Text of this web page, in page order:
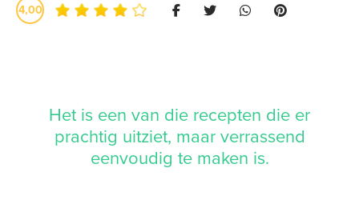
4,00
Het is een van die recepten die er
prachtig uitziet, maar verrassend
eenvoudig te maken is.